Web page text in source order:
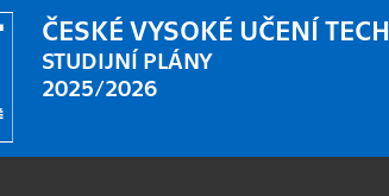
ČESKÉ VYSOKÉ UČENÍ
STUDIJNÍ PLÁNY
2025/2026